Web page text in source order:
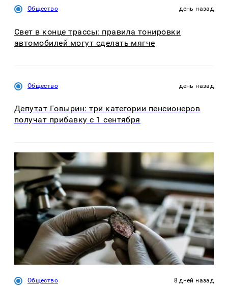
Общество день назад
Свет в конце трассы: правила тонировки
автомобилей могут сделать мягче
Общество день назад
Депутат Говырин: три категории пенсионеров
получат прибавку с 1 сентября
Общество 8 дней назад